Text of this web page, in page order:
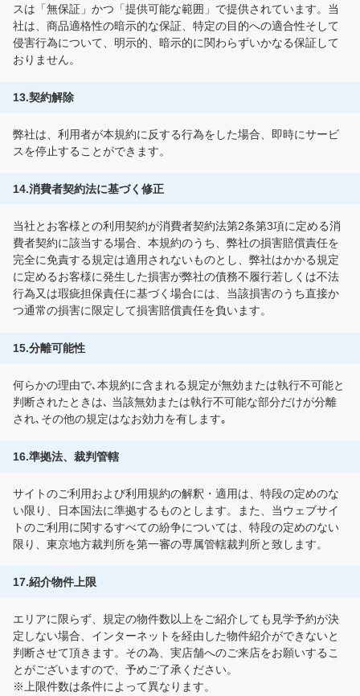
スは「無保証」かつ「提供可能な範囲」で提供されています。当
社は、商品適格性の暗示的な保証、特定の目的への適合性そして
侵害行為について、明示的、暗示的に関わらずいかなる保証して
おりません。
13.契約解除
弊社は、利用者が本規約に反する行為をした場合、即時にサービ
スを停止することができます。
14.消費者契約法に基づく修正
当社とお客様との利用契約が消費者契約法第2条第3項に定める消
費者契約に該当する場合、本規約のうち、弊社の損害賠償責任を
完全に免責する規定は適用されないものとし、弊社はかかる規定
に定めるお客様に発生した損害が弊社の債務不履行若しくは不法
行為又は瑕疵担保責任に基づく場合には、当該損害のうち直接か
つ通常の損害に限定して損害賠償責任を負います。
15.分離可能性
何らかの理由で､本規約に含まれる規定が無効または執行不可能と
判断されたときは､ 当該無効または執行不可能な部分だけが分離
され､その他の規定はなお効力を有します｡
16.準拠法、裁判管轄
サイトのご利用および利用規約の解釈・適用は、特段の定めのな
い限り、日本国法に準拠するものとします。また、当ウェブサイ
トのご利用に関するすべての紛争については、特段の定めのない
限り、東京地方裁判所を第一審の専属管轄裁判所と致します。
17.紹介物件上限
エリアに限らず、規定の物件数以上をご紹介しても見学予約が決
定しない場合、インターネットを経由した物件紹介ができないと
判断させて頂きます。その為、実店舗へのご来店をお願いするこ
とがございますので、予めご了承ください。
※上限件数は条件によって異なります。